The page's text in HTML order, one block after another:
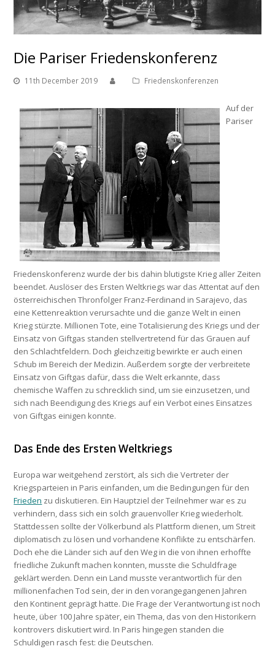
Die Pariser Friedenskonferenz
11th December 2019 Friedenskonferenzen
Auf der
Pariser
Friedenskonferenz wurde der bis dahin blutigste Krieg aller Zeiten
beendet. Auslöser des Ersten Weltkriegs war das Attentat auf den
österreichischen Thronfolger Franz-Ferdinand in Sarajevo, das
eine Kettenreaktion verursachte und die ganze Welt in einen
Krieg stürzte. Millionen Tote, eine Totalisierung des Kriegs und der
Einsatz von Giftgas standen stellvertretend für das Grauen auf
den Schlachtfeldern. Doch gleichzeitig bewirkte er auch einen
Schub im Bereich der Medizin. Außerdem sorgte der verbreitete
Einsatz von Giftgas dafür, dass die Welt erkannte, dass
chemische Waffen zu schrecklich sind, um sie einzusetzen, und
sich nach Beendigung des Kriegs auf ein Verbot eines Einsatzes
von Giftgas einigen konnte.
Das Ende des Ersten Weltkriegs
Europa war weitgehend zerstört, als sich die Vertreter der
Kriegsparteien in Paris einfanden, um die Bedingungen für den
Frieden zu diskutieren. Ein Hauptziel der Teilnehmer war es zu
verhindern, dass sich ein solch grauenvoller Krieg wiederholt.
Stattdessen sollte der Völkerbund als Plattform dienen, um Streit
diplomatisch zu lösen und vorhandene Konflikte zu entschärfen.
Doch ehe die Länder sich auf den Weg in die von ihnen erhoffte
friedliche Zukunft machen konnten, musste die Schuldfrage
geklärt werden. Denn ein Land musste verantwortlich für den
millionenfachen Tod sein, der in den vorangegangenen Jahren
den Kontinent geprägt hatte. Die Frage der Verantwortung ist noch
heute, über 100 Jahre später, ein Thema, das von den Historikern
kontrovers diskutiert wird. In Paris hingegen standen die
Schuldigen rasch fest: die Deutschen.